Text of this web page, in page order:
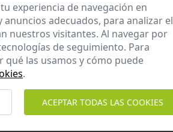
experiencia de navegación en
adecuados, para analizar el
nuestros visitantes. Al navegar por
de seguimiento. Para
las usamos y cómo puede
.
ACEPTAR TODAS LAS COOKIES